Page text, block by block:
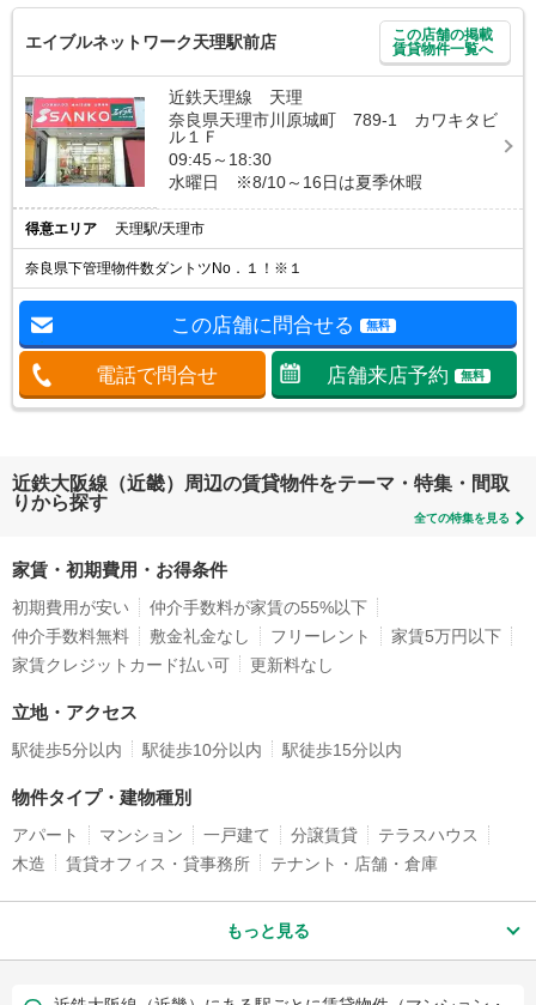
エイブルネットワーク天理駅前店
この店舗の掲載
賃貸物件一覧へ
近鉄天理線 天理
奈良県天理市川原城町 789-1 カワキタビ
ル１Ｆ
09:45～18:30
水曜日 ※8/10～16日は夏季休暇
得意エリア 天理駅/天理市
奈良県下管理物件数ダントツNo．１！※１
この店舗に問合せる 無料
電話で問合せ 店舗来店予約 無料
近鉄大阪線（近畿）周辺の賃貸物件をテーマ・特集・間取
りから探す
全ての特集を見る
家賃・初期費用・お得条件
初期費用が安い
仲介手数料が家賃の55%以下
仲介手数料無料
敷金礼金なし フリーレント
家賃5万円以下
家賃クレジットカード払い可
更新料なし
立地・アクセス
駅徒歩5分以内 駅徒歩10分以内 駅徒歩15分以内
物件タイプ・建物種別
アパート マンション 一戸建て 分譲賃貸
テラスハウス
木造
賃貸オフィス・貸事務所 テナント・店舗・倉庫
もっと見る